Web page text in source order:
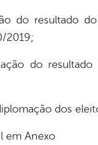
do resultado
2019;
do resultado
dos
em Anexo